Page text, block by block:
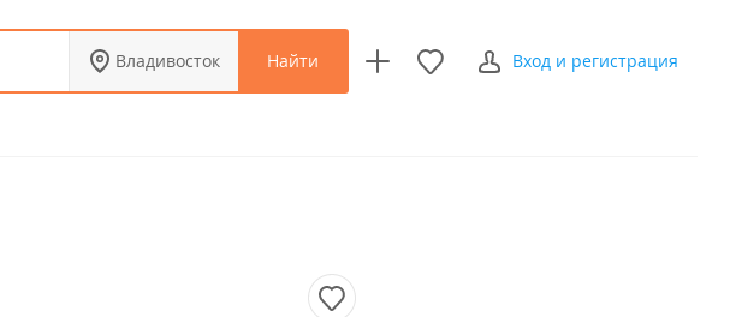
Владивосток Найти Вход и регистрация